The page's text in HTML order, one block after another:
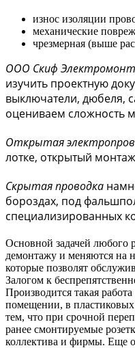
износ изоляции
механические
чрезмерная (выше
ООО Скиф
изучить проектную
выключатели, дюбеля,
оцениваем сложность
Открытая
лотке, открытый
Скрытая проводка
бороздах, под
специализированных
Основной задачей любого
демонтажу и меняются на
которые позволят
Залогом к
Производится такая
помещении, в пластиковых
тем, что при срочной
ранее смонтируемые
коллектива и фирмы. Еще